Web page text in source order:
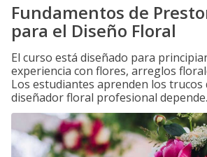
Fundamentos de
para el Diseño Floral
El curso está diseñado para
experiencia con flores, arreglos
Los estudiantes aprenden los trucos
diseñador floral profesional depende.